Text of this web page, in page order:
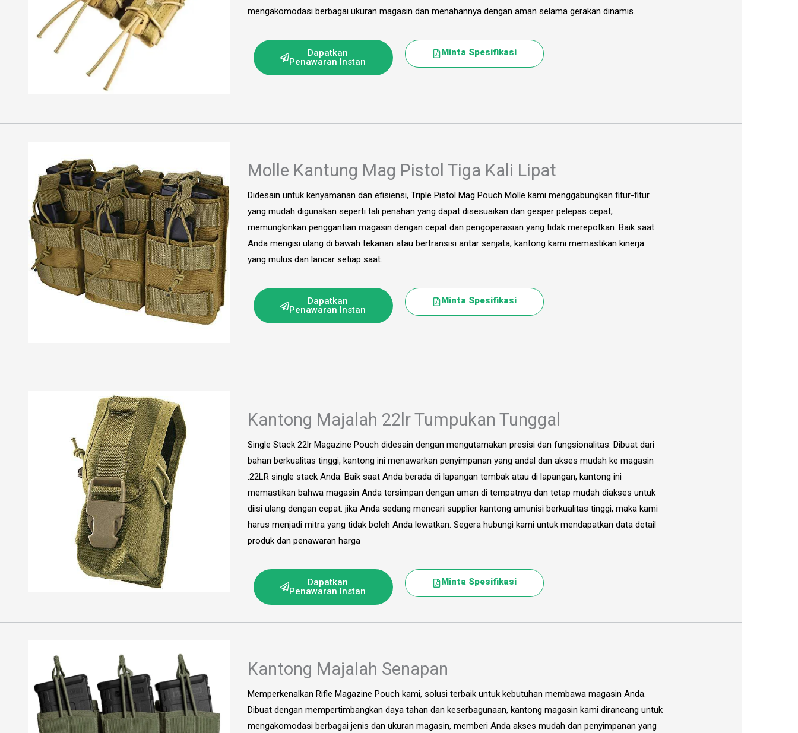
mengakomodasi berbagai ukuran magasin dan menahannya dengan aman selama gerakan dinamis.
Dapatkan
Penawaran Instan
Minta Spesifikasi
Molle Kantung Mag Pistol Tiga Kali Lipat
Didesain untuk kenyamanan dan efisiensi, Triple Pistol Mag Pouch Molle kami menggabungkan fitur-fitur
yang mudah digunakan seperti tali penahan yang dapat disesuaikan dan gesper pelepas cepat,
memungkinkan penggantian magasin dengan cepat dan pengoperasian yang tidak merepotkan. Baik saat
Anda mengisi ulang di bawah tekanan atau bertransisi antar senjata, kantong kami memastikan kinerja
yang mulus dan lancar setiap saat.
Dapatkan
Penawaran Instan
Minta Spesifikasi
Kantong Majalah 22lr Tumpukan Tunggal
Single Stack 22lr Magazine Pouch didesain dengan mengutamakan presisi dan fungsionalitas. Dibuat dari
bahan berkualitas tinggi, kantong ini menawarkan penyimpanan yang andal dan akses mudah ke magasin
.22LR single stack Anda. Baik saat Anda berada di lapangan tembak atau di lapangan, kantong ini
memastikan bahwa magasin Anda tersimpan dengan aman di tempatnya dan tetap mudah diakses untuk
diisi ulang dengan cepat. jika Anda sedang mencari supplier kantong amunisi berkualitas tinggi, maka kami
harus menjadi mitra yang tidak boleh Anda lewatkan. Segera hubungi kami untuk mendapatkan data detail
produk dan penawaran harga
Dapatkan
Penawaran Instan
Minta Spesifikasi
Kantong Majalah Senapan
Memperkenalkan Rifle Magazine Pouch kami, solusi terbaik untuk kebutuhan membawa magasin Anda.
Dibuat dengan mempertimbangkan daya tahan dan keserbagunaan, kantong magasin kami dirancang untuk
mengakomodasi berbagai jenis dan ukuran magasin, memberi Anda akses mudah dan penyimpanan yang